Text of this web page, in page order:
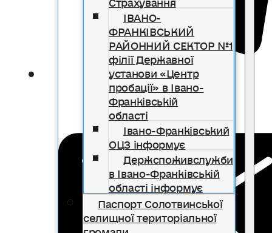
ІВАНО-
ФРАНКІВСЬКИЙ
РАЙОННИЙ СЕКТОР №1
філії Державної
установи «Центр
пробації» в Івано-
Франківській
області
Івано-Франківський
ОЦЗ інформує
Держспоживслужби
в Івано-Франківській
області інформує
Паспорт Солотвинської
селищної територіальної